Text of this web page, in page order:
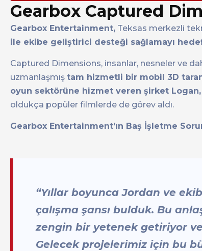
Gearbox Captured
Gearbox Entertainment, Teksas merkezli
ile ekibe geliştirici desteği sağlamayı
Captured Dimensions, insanlar, nesneler ve
uzmanlaşmış tam hizmetli bir mobil 3D
oyun sektörüne hizmet veren şirket
oldukça popüler filmlerde de görev aldı.
Gearbox Entertainment’ın Baş İşletme
“Yıllar boyunca Jordan ve
çalışma şansı bulduk. Bu
zengin bir yetenek getiriyor
Gelecek projelerimiz için bu